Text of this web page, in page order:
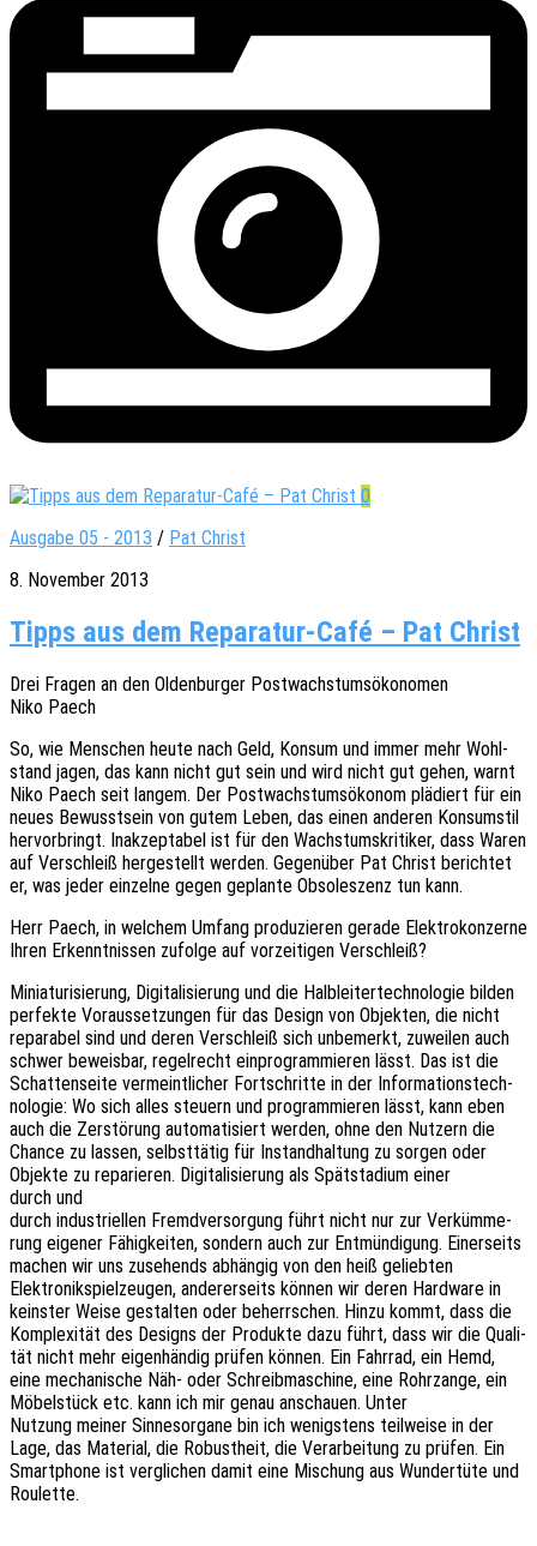
0
Ausgabe 05 - 2013 / Pat Christ
8. November 2013
Tipps aus dem Reparatur-Café – Pat Christ
Drei Fragen an den Olden­bur­ger Post­wachs­tums­öko­no­men
Niko Paech
So, wie Menschen heute nach Geld, Konsum und immer mehr Wohl­
stand jagen, das kann nicht gut sein und wird nicht gut gehen, warnt
Niko Paech seit langem. Der Post­wachs­tums­öko­nom plädiert für ein
neues Bewusst­sein von gutem Leben, das einen ande­ren Konsum­stil
hervor­bringt. Inak­zep­ta­bel ist für den Wachs­tums­kri­ti­ker, dass Waren
auf Verschleiß herge­stellt werden. Gegen­über Pat Christ berich­tet
er, was jeder einzel­ne gegen geplan­te Obso­les­zenz tun kann.
Herr Paech, in welchem Umfang produ­zie­ren gerade Elek­tro­kon­zer­ne
Ihren Erkennt­nis­sen zufol­ge auf vorzei­ti­gen Verschleiß?
Minia­tu­ri­sie­rung, Digi­ta­li­sie­rung und die Halb­lei­ter­tech­no­lo­gie bilden
perfek­te Voraus­set­zun­gen für das Design von Objek­ten, die nicht
repa­ra­bel sind und deren Verschleiß sich unbe­merkt, zuwei­len auch
schwer beweis­bar, regel­recht einpro­gram­mie­ren lässt. Das ist die
Schat­ten­sei­te vermeint­li­cher Fort­schrit­te in der Infor­ma­ti­ons­tech­
no­lo­gie: Wo sich alles steu­ern und program­mie­ren lässt, kann eben
auch die Zerstö­rung auto­ma­ti­siert werden, ohne den Nutzern die
Chance zu lassen, selbst­tä­tig für Instand­hal­tung zu sorgen oder
Objek­te zu repa­rie­ren. Digi­ta­li­sie­rung als Spät­sta­di­um einer
durch und
durch indus­tri­el­len Fremd­ver­sor­gung führt nicht nur zur Verküm­me­
rung eige­ner Fähig­kei­ten, sondern auch zur Entmün­di­gung. Einer­seits
machen wir uns zuse­hends abhän­gig von den heiß geliebten
Elek­tronik­spiel­zeu­gen, ande­rer­seits können wir deren Hard­ware in
keins­ter Weise gestal­ten oder beherr­schen. Hinzu kommt, dass die
Komple­xi­tät des Designs der Produk­te dazu führt, dass wir die Quali­
tät nicht mehr eigen­hän­dig prüfen können. Ein Fahr­rad, ein Hemd,
eine mecha­ni­sche Näh- oder Schreib­ma­schi­ne, eine Rohr­zan­ge, ein
Möbel­stück etc. kann ich mir genau anschau­en. Unter
Nutzung meiner Sinnes­or­ga­ne bin ich wenigs­tens teil­wei­se in der
Lage, das Mate­ri­al, die Robust­heit, die Verar­bei­tung zu prüfen. Ein
Smart­phone ist vergli­chen damit eine Mischung aus Wunder­tü­te und
Roulette.